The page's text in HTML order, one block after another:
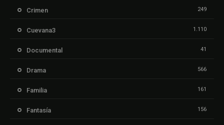
Crimen 249
Cuevana3 1.110
Documental 41
Drama 566
Familia 161
Fantasía 156